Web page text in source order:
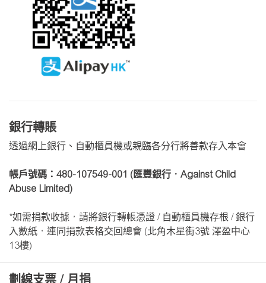
銀行轉賬
透過網上銀行、自動櫃員機或親臨各分行將善款存入本會
帳戶號碼：480-107549-001 (匯豐銀行，Against Child
Abuse Limited)
*如需捐款收據，請將銀行轉帳憑證 / 自動櫃員機存根 / 銀行
入數紙，連同捐款表格交回總會 (北角木星街3號 澤盈中心
13樓)
劃線支票 / 月捐